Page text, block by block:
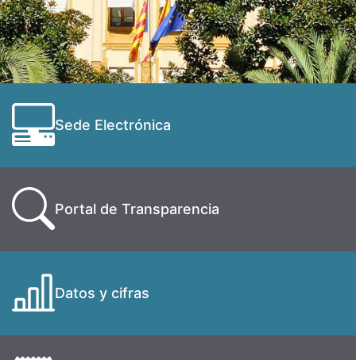
Sede Electrónica
Portal de Transparencia
Datos y cifras